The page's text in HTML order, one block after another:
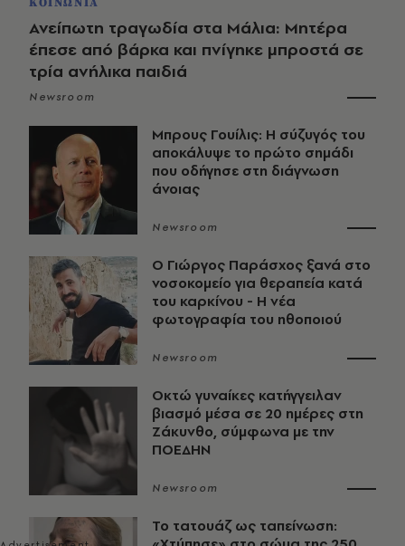
Ανείπωτη τραγωδία στα Μάλια: Μητέρα
έπεσε από βάρκα και πνίγηκε μπροστά σε
τρία ανήλικα παιδιά
Newsroom
Μπρους Γουίλις: Η σύζυγός του
αποκάλυψε το πρώτο σημάδι
που οδήγησε στη διάγνωση
άνοιας
Newsroom
O Γιώργος Παράσχος ξανά στο
νοσοκομείο για θεραπεία κατά
του καρκίνου - Η νέα
φωτογραφία του ηθοποιού
Newsroom
Οκτώ γυναίκες κατήγγειλαν
βιασμό μέσα σε 20 ημέρες στη
Ζάκυνθο, σύμφωνα με την
ΠΟΕΔΗΝ
Newsroom
Το τατουάζ ως ταπείνωση: